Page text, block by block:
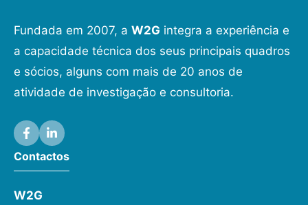
Fundada em 2007, a W2G integra a experiência e
a capacidade técnica dos seus principais quadros
e sócios, alguns com mais de 20 anos de
atividade de investigação e consultoria.
Contactos
W2G